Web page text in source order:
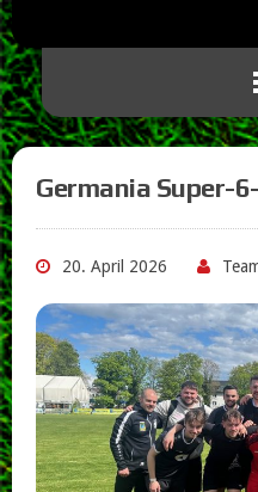
Germania Super-
20. April 2026